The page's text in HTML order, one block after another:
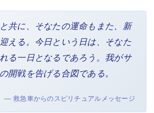
共に、そなたの運命もまた、新
える。今日という日は、そなた
る一日となるであろう。我がサ
開戦を告げる合図である。
— 救急車からのスピリチュアルメッセージ